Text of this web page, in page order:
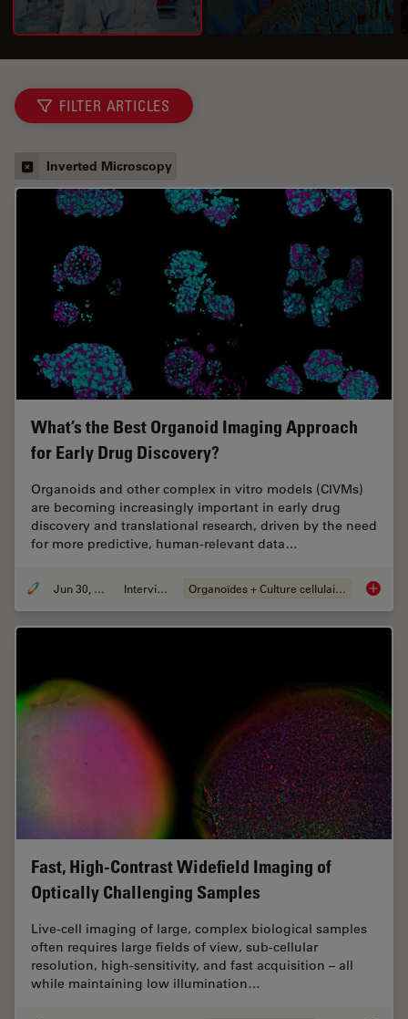
FILTER ARTICLES
Inverted Microscopy
What’s the Best Organoid Imaging Approach
for Early Drug Discovery?
Organoids and other complex in vitro models (CIVMs)
are becoming increasingly important in early drug
discovery and translational research, driven by the need
for more predictive, human-relevant data…
Jun 30, 2026 Interviews Organoïdes + Culture cellulaire en 3D
Fast, High-Contrast Widefield Imaging of
Optically Challenging Samples
Live‑cell imaging of large, complex biological samples
often requires large fields of view, sub-cellular
resolution, high-sensitivity, and fast acquisition – all
while maintaining low illumination…